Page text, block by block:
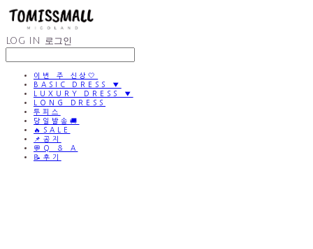
LOG IN 로그인
이번 주 신상🤍
BASIC DRESS ▼
LUXURY DRESS ▼
LONG DRESS
투피스
당일발송🚚
🔥SALE
📌공지
💬Q & A
📝후기